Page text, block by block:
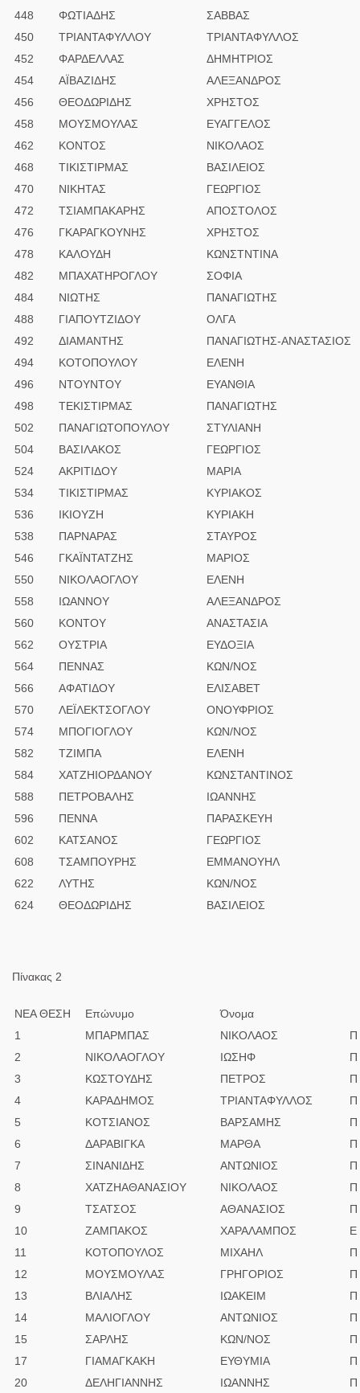
448
ΦΩΤΙΑΔΗΣ
ΣΑΒΒΑΣ
450
ΤΡΙΑΝΤΑΦΥΛΛΟΥ
ΤΡΙΑΝΤΑΦΥΛΛΟΣ
452
ΦΑΡΔΕΛΛΑΣ
ΔΗΜΗΤΡΙΟΣ
454
ΑΪΒΑΖΙΔΗΣ
ΑΛΕΞΑΝΔΡΟΣ
456
ΘΕΟΔΩΡΙΔΗΣ
ΧΡΗΣΤΟΣ
458
ΜΟΥΣΜΟΥΛΑΣ
ΕΥΑΓΓΕΛΟΣ
462
ΚΟΝΤΟΣ
ΝΙΚΟΛΑΟΣ
468
ΤΙΚΙΣΤΙΡΜΑΣ
ΒΑΣΙΛΕΙΟΣ
470
ΝΙΚΗΤΑΣ
ΓΕΩΡΓΙΟΣ
472
ΤΣΙΑΜΠΑΚΑΡΗΣ
ΑΠΟΣΤΟΛΟΣ
476
ΓΚΑΡΑΓΚΟΥΝΗΣ
ΧΡΗΣΤΟΣ
478
ΚΑΛΟΥΔΗ
ΚΩΝΣΤΝΤΙΝΑ
482
ΜΠΑΧΑΤΗΡΟΓΛΟΥ
ΣΟΦΙΑ
484
ΝΙΩΤΗΣ
ΠΑΝΑΓΙΩΤΗΣ
488
ΓΙΑΠΟΥΤΖΙΔΟΥ
ΟΛΓΑ
492
ΔΙΑΜΑΝΤΗΣ
ΠΑΝΑΓΙΩΤΗΣ-ΑΝΑΣΤΑΣΙΟΣ
494
ΚΟΤΟΠΟΥΛΟΥ
ΕΛΕΝΗ
496
ΝΤΟΥΝΤΟΥ
ΕΥΑΝΘΙΑ
498
ΤΕΚΙΣΤΙΡΜΑΣ
ΠΑΝΑΓΙΩΤΗΣ
502
ΠΑΝΑΓΙΩΤΟΠΟΥΛΟΥ
ΣΤΥΛΙΑΝΗ
504
ΒΑΣΙΛΑΚΟΣ
ΓΕΩΡΓΙΟΣ
524
ΑΚΡΙΤΙΔΟΥ
ΜΑΡΙΑ
534
ΤΙΚΙΣΤΙΡΜΑΣ
ΚΥΡΙΑΚΟΣ
536
ΙΚΙΟΥΖΗ
ΚΥΡΙΑΚΗ
538
ΠΑΡΝΑΡΑΣ
ΣΤΑΥΡΟΣ
546
ΓΚΑΪΝΤΑΤΖΗΣ
ΜΑΡΙΟΣ
550
ΝΙΚΟΛΑΟΓΛΟΥ
ΕΛΕΝΗ
558
ΙΩΑΝΝΟΥ
ΑΛΕΞΑΝΔΡΟΣ
560
ΚΟΝΤΟΥ
ΑΝΑΣΤΑΣΙΑ
562
ΟΥΣΤΡΙΑ
ΕΥΔΟΞΙΑ
564
ΠΕΝΝΑΣ
ΚΩΝ/ΝΟΣ
566
ΑΦΑΤΙΔΟΥ
ΕΛΙΣΑΒΕΤ
570
ΛΕΪΛΕΚΤΣΟΓΛΟΥ
ΟΝΟΥΦΡΙΟΣ
574
ΜΠΟΓΙΟΓΛΟΥ
ΚΩΝ/ΝΟΣ
582
ΤΖΙΜΠΑ
ΕΛΕΝΗ
584
ΧΑΤΖΗΙΟΡΔΑΝΟΥ
ΚΩΝΣΤΑΝΤΙΝΟΣ
588
ΠΕΤΡΟΒΑΛΗΣ
ΙΩΑΝΝΗΣ
596
ΠΕΝΝΑ
ΠΑΡΑΣΚΕΥΗ
602
ΚΑΤΣΑΝΟΣ
ΓΕΩΡΓΙΟΣ
608
ΤΣΑΜΠΟΥΡΗΣ
ΕΜΜΑΝΟΥΗΛ
622
ΛΥΤΗΣ
ΚΩΝ/ΝΟΣ
624
ΘΕΟΔΩΡΙΔΗΣ ΒΑΣΙΛΕΙΟΣ
Πίνακας 2
ΝΕΑ ΘΕΣΗ Επώνυμο
Όνομα
1
ΜΠΑΡΜΠΑΣ ΝΙΚΟΛΑΟΣ
Π
2
ΝΙΚΟΛΑΟΓΛΟΥ ΙΩΣΗΦ
Π
3
ΚΩΣΤΟΥΔΗΣ ΠΕΤΡΟΣ
Π
4
ΚΑΡΑΔΗΜΟΣ ΤΡΙΑΝΤΑΦΥΛΛΟΣ
Π
5
ΚΟΤΣΙΑΝΟΣ ΒΑΡΣΑΜΗΣ
Π
6
ΔΑΡΑΒΙΓΚΑ ΜΑΡΘΑ
Π
7
ΣΙΝΑΝΙΔΗΣ ΑΝΤΩΝΙΟΣ
Π
8
ΧΑΤΖΗΑΘΑΝΑΣΙΟΥ ΝΙΚΟΛΑΟΣ
Π
9
ΤΣΑΤΣΟΣ ΑΘΑΝΑΣΙΟΣ
Π
10
ΖΑΜΠΑΚΟΣ ΧΑΡΑΛΑΜΠΟΣ
Ε
11
ΚΟΤΟΠΟΥΛΟΣ ΜΙΧΑΗΛ
Π
12
ΜΟΥΣΜΟΥΛΑΣ ΓΡΗΓΟΡΙΟΣ
Π
13
ΒΛΙΑΛΗΣ ΙΩΑΚΕΙΜ
Π
14
ΜΑΛΙΟΓΛΟΥ ΑΝΤΩΝΙΟΣ
Π
15
ΣΑΡΛΗΣ ΚΩΝ/ΝΟΣ
Π
17
ΓΙΑΜΑΓΚΑΚΗ ΕΥΘΥΜΙΑ
Π
20
ΔΕΛΗΓΙΑΝΝΗΣ ΙΩΑΝΝΗΣ Π